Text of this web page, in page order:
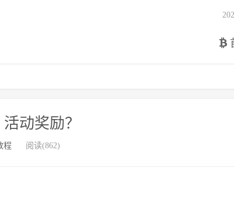
动奖励？
程 阅读(862)